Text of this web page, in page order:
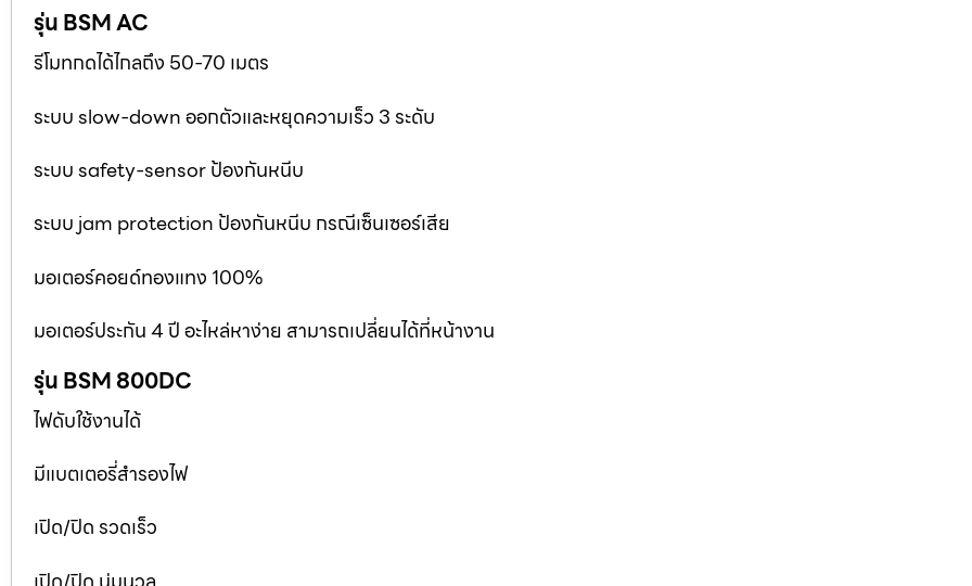
รุ่น BSM AC
รีโมทกดได้ไกลถึง 50-70 เมตร
ระบบ slow-down ออกตัวและหยุดความเร็ว 3 ระดับ
ระบบ safety-sensor ป้องกันหนีบ
ระบบ jam protection ป้องกันหนีบ กรณีเซ็นเซอร์เสีย
มอเตอร์คอยด์ทองแทง 100%
มอเตอร์ประกัน 4 ปี อะไหล่หาง่าย สามารถเปลี่ยนได้ที่หน้างาน
รุ่น BSM 800DC
ไฟดับใช้งานได้
มีแบตเตอรี่สำรองไฟ
เปิด/ปิด รวดเร็ว